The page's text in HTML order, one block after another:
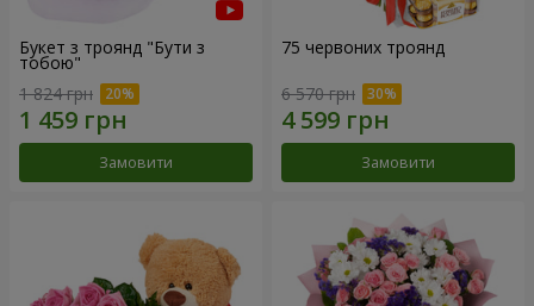
Букет з троянд "Бути з
тобою"
1 824 грн
Замовити
75 червоних троянд
6 570 грн
Замовити